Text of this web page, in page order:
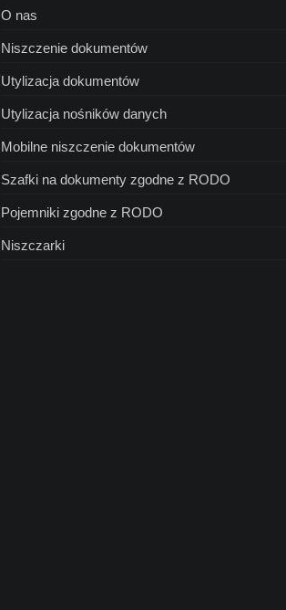
O nas
Niszczenie dokumentów
Utylizacja dokumentów
Utylizacja nośników danych
Mobilne niszczenie dokumentów
Szafki na dokumenty zgodne z RODO
Pojemniki zgodne z RODO
Niszczarki